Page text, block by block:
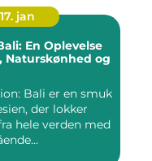
17. jan
En Oplevelse
Naturskønhed og
Bali er en smuk
der lokker
hele verden med